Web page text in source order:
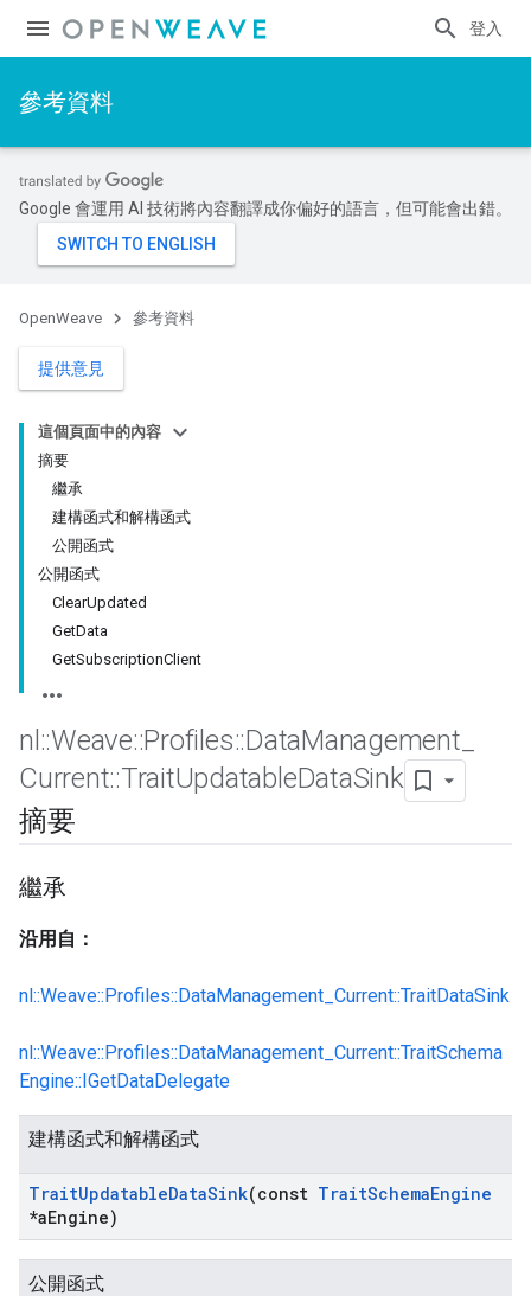
登入
參考資料
Google 會運用 AI 技術將內容翻譯成你偏好的語言，但可能會出錯。
OpenWeave 參考資料
提供意見
這個頁面中的內容
摘要
繼承
建構函式和解構函式
公開函式
公開函式
ClearUpdated
GetData
GetSubscriptionClient
nl ::Weave::Profiles::DataManagement
Current::TraitUpdatableDataSink
摘要
繼承
沿用自：
nl::Weave::Profiles::DataManagement_Current::TraitDataSink
nl::Weave::Profiles::DataManagement_Current::TraitSchema
Engine::IGetDataDelegate
建構函式和解構函式
TraitUpdatableDataSink(const TraitSchemaEngine
*aEngine)
公開函式